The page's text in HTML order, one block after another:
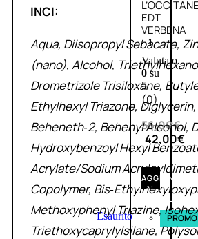
L’OCCITANE
EDT
VERBENA
1
Valutato
0su
5
(0)
56,00€
42,00€
AGGIUNGI
AL
CARRELLO
Esaurito PROMO
INCI:
Aqua, Diisopropyl Sebacate,
(nano), Alcohol,
Drometrizole Trisiloxane,
Ethylhexyl Triazone,
Beheneth‑2, Behenyl Alcohol,
Hydroxybenzoyl Hexyl
Acrylate/Sodium
Copolymer,
Methoxyphenyl Triazine,
Triethoxycaprylylsilane,